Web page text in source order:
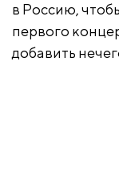
в Россию,
первого
добавить